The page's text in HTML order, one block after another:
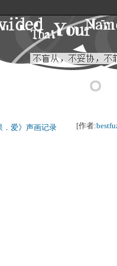
爱》声画记录 [作者: